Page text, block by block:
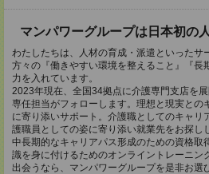
マンパワーグループは⽇本初の
わたしたちは、人材の育成・派遣といったサ
方々の『働きやすい環境を整えること』『長
力を入れています。
2023年現在、全国34拠点に介護専門支店を
専任担当がフォローします。理想と現実との
に寄り添いサポート。介護職としてのキャリ
護職員としての姿に寄り添い就業先をお探し
中長期的なキャリアパス形成のための資格取
識を身に付けるためのオンライントレーニン
出会うなら、マンパワーグループを是非お選